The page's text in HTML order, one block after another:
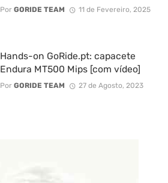
Por GORIDE TEAM 11 de Fevereiro, 2025
Hands-on GoRide.pt: capacete
Endura MT500 Mips [com vídeo]
Por GORIDE TEAM 27 de Agosto, 2023